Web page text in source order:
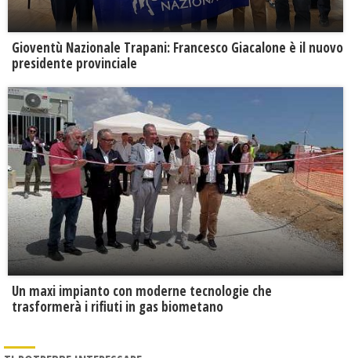
Gioventù Nazionale Trapani: Francesco Giacalone è il nuovo
presidente provinciale
Un maxi impianto con moderne tecnologie che
trasformerà i rifiuti in gas biometano